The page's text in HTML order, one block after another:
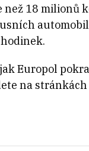
než 18 milionů
Europol
na